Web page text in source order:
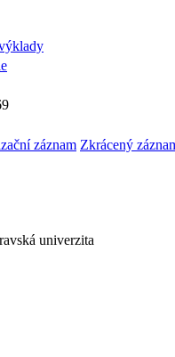
záznam Zkrácený
univerzita